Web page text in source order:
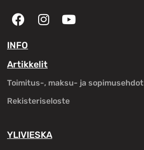
INFO
Artikkelit
Toimitus-, maksu- ja sopimusehdot
Rekisteriseloste
YLIVIESKA